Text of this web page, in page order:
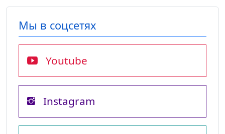
Мы в соцсетях
Youtube
Instagram